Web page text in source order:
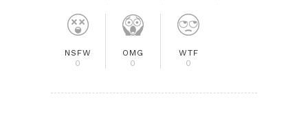
NSFW
0
OMG
0
WTF
0